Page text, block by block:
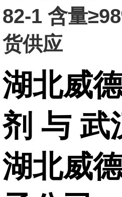
82-1 含量
货供应
湖北威
剂 与 武
湖北威